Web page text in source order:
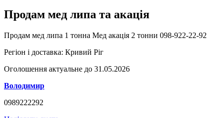
Продам мед липа та акація
Продам мед липа 1 тонна Мед акація 2 тонни 098-922-22-92
Регіон і доставка: Кривий Ріг
Оголошення актуальне до 31.05.2026
Володимир
0989222292